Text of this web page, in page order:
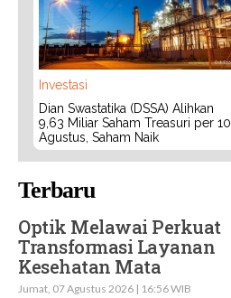
Investasi
Dian Swastatika (DSSA) Alihkan
9,63 Miliar Saham Treasuri per 10
Agustus, Saham Naik
Terbaru
Optik Melawai Perkuat
Transformasi Layanan
Kesehatan Mata
Jumat, 07 Agustus 2026 | 16:56 WIB